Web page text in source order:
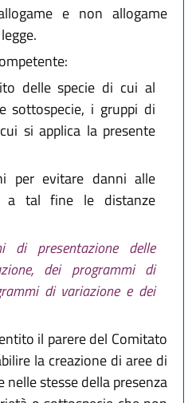
e non allogame
delle specie di cui al
sottospecie, i gruppi di
si applica la presente
per evitare danni alle
a tal fine le distanze
di presentazione delle
dei programmi di
di variazione e dei
il parere del Comitato
la creazione di aree di
stesse della presenza